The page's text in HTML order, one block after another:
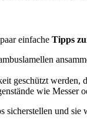
einfache Tipps
geschützt werden,
wie
sicherstellen und sie